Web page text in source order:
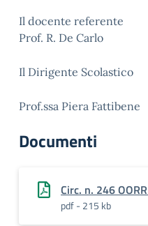
Il docente referente
Prof. R. De Carlo
Il Dirigente Scolastico
Prof.ssa Piera Fattibene
Documenti
Circ. n. 246
pdf - 215 kb